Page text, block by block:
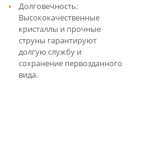
Долговечность:
Высококачественные
кристаллы и прочные
струны гарантируют
долгую службу и
сохранение первозданного
вида.